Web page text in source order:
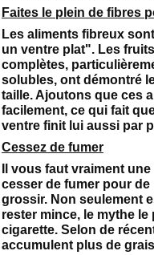
Faites le plein de fibres
Les aliments fibreux
un ventre plat". Les
complètes,
solubles, ont démontré
taille. Ajoutons que ces
facilement, ce qui fait
ventre finit lui aussi par
Cessez de fumer
Il vous faut vraiment
cesser de fumer pour
grossir. Non seulement
rester mince, le mythe
cigarette. Selon de
accumulent plus de